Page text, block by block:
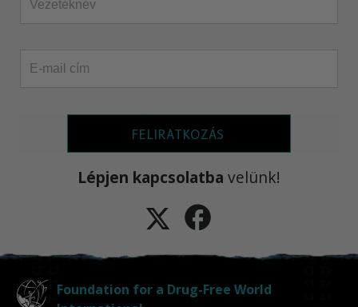
FELIRATKOZÁS
Lépjen kapcsolatba velünk!
Foundation for a Drug-Free World